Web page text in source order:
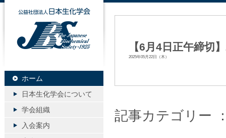
【6月4日正午締切
2025年05月22日（木）
記事カテゴリー
公益社団法人日本生化学会
ホーム
日本生化学会について
学会組織
入会案内